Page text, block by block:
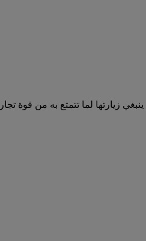
لما تتمتع به من قوة تجارية